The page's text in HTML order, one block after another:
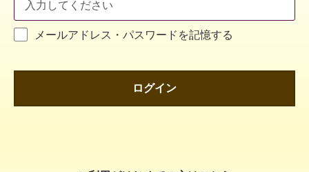
メールアドレス・パスワードを記憶する
ログイン